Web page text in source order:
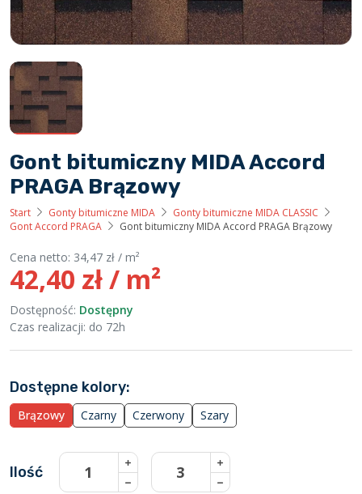
Gont bitumiczny MIDA Accord
PRAGA Brązowy
Start Gonty bitumiczne MIDA
Gonty bitumiczne MIDA CLASSIC
Gont Accord PRAGA
Gont bitumiczny MIDA Accord PRAGA Brązowy
Cena netto: 34,47 zł / m²
42,40 zł/ m²
Dostępność: Dostępny
Czas realizacji: do 72h
Dostępne kolory:
Brązowy Czarny Czerwony Szary
Ilość